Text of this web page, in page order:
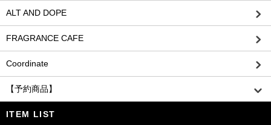
ALT AND DOPE
FRAGRANCE CAFE
Coordinate
【予約商品】
ITEM LIST